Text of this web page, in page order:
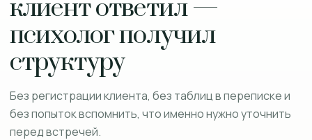
клиент ответил —
психолог получил
структуру
Без регистрации клиента, без таблиц в переписке и
без попыток вспомнить, что именно нужно уточнить
перед встречей.